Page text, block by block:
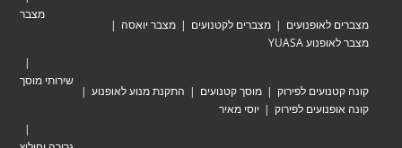
מצברים לקטנועים
מצבר יואסה
לפירוק מוסך קטנועים
התקנת מנוע לאופנוע
לפירוק
יוסי מאיר